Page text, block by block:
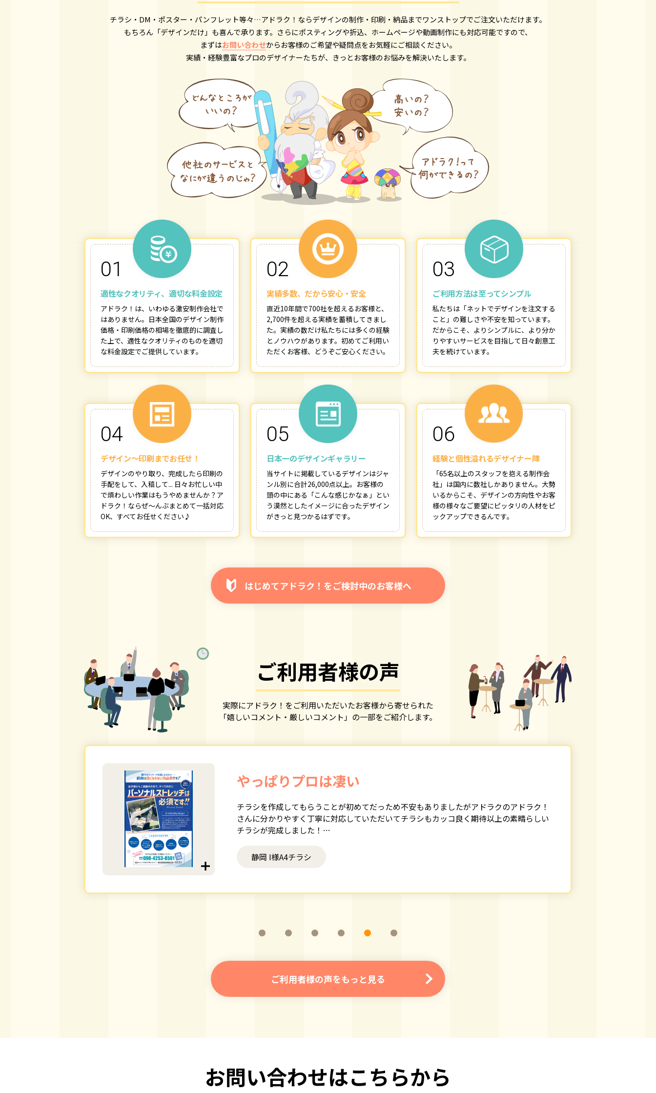
チラシ・DM・ポスター・パンフレット等々…アドラク！ならデザインの制作・印刷・納品までワンストップでご注文いただけます。
もちろん「デザインだけ」も喜んで承ります。さらにポスティングや折込、ホームページや動画制作にも対応可能ですので、
まずはお問い合わせからお客様のご希望や疑問点をお気軽にご相談ください。
実績・経験豊富なプロのデザイナーたちが、きっとお客様のお悩みを解決いたします。
01
適性なクオリティ、適切な料金設定
アドラク！は、いわゆる激安制作会社で
はありません。日本全国のデザイン制作
価格・印刷価格の相場を徹底的に調査し
た上で、適性なクオリティのものを適切
な料金設定でご提供しています。
02
実績多数、だから安心・安全
直近10年間で700社を超えるお客様と、
2,700件を超える実績を蓄積してきまし
た。実績の数だけ私たちには多くの経験
とノウハウがあります。初めてご利用い
ただくお客様、どうぞご安心ください。
03
ご利用方法は至ってシンプル
私たちは「ネットでデザインを注文する
こと」の難しさや不安を知っています。
だからこそ、よりシンプルに、より分か
りやすいサービスを目指して日々創意工
夫を続けています。
04
デザイン〜印刷までお任せ！
デザインのやり取り、完成したら印刷の
手配をして、入稿して... 日々お忙しい中
で煩わしい作業はもうやめませんか？ア
ドラク！ならぜ〜んぶまとめて一括対応
OK、すべてお任せください♪
05
日本一のデザインギャラリー
当サイトに掲載しているデザインはジャ
ンル別に合計26,000点以上。お客様の
頭の中にある「こんな感じかなぁ」とい
う漠然としたイメージに合ったデザイン
がきっと見つかるはずです。
06
経験と個性溢れるデザイナー陣
「65名以上のスタッフを抱える制作会
社」は国内に数社しかありません。大勢
いるからこそ、デザインの方向性やお客
様の様々なご要望にピッタリの人材をピ
ックアップできるんです。
はじめてアドラク！をご検討中のお客様へ
ご利用者様の声
実際にアドラク！をご利用いただいたお客様から寄せられた
「嬉しいコメント・厳しいコメント」の一部をご紹介します。
やっぱりプロは凄い
チラシを作成してもらうことが初めてだっため不安もありましたがアドラクのアドラク！
さんに分かりやすく丁寧に対応していただいてチラシもカッコ良く期待以上の素晴らしい
チラシが完成しました！
次回も機会があれば是非お願いしたいです!
静岡 I様A4チラシ
ご利用者様の声をもっと見る
お問い合わせはこちらから